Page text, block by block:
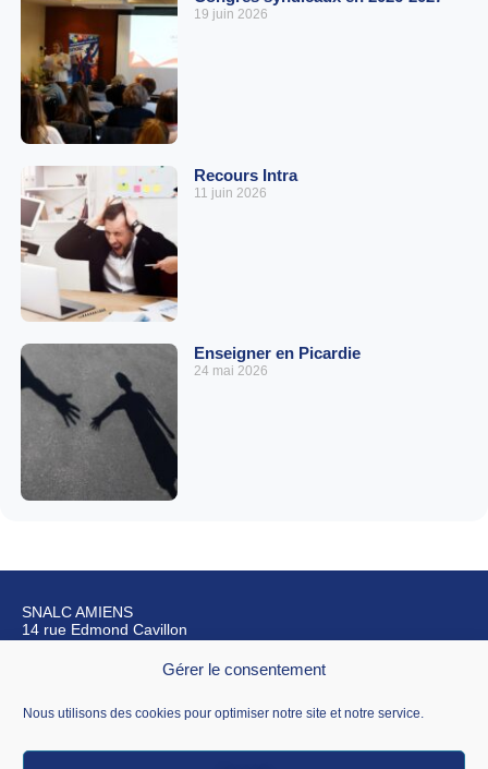
Gérer le consentement
Nous utilisons des cookies pour optimiser notre site et notre service.
19 juin 2026
Recours Intra
11 juin 2026
Enseigner en Picardie
24 mai 2026
SNALC AMIENS
14 rue Edmond Cavillon
80270 Airaines